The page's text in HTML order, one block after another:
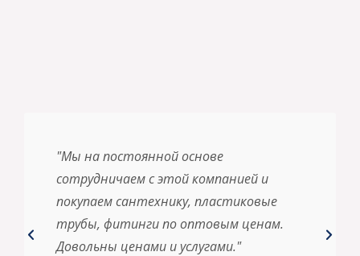
"Мы на постоянной основе
сотрудничаем с этой компанией и
покупаем сантехнику, пластиковые
трубы, фитинги по оптовым ценам.
Довольны ценами и услугами."